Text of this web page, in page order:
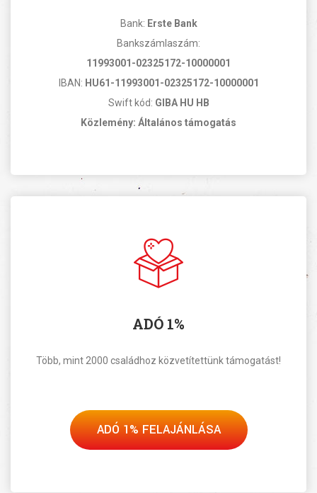
Bank: Erste Bank
Bankszámlaszám:
11993001-02325172-10000001
IBAN: HU61-11993001-02325172-10000001
Swift kód: GIBA HU HB
Közlemény: Általános támogatás
ADÓ 1%
Több, mint 2000 családhoz közvetítettünk támogatást!
ADÓ 1% FELAJÁNLÁSA